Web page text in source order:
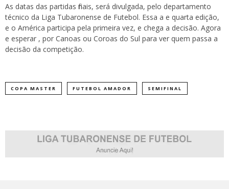
As datas das partidas finais, será divulgada, pelo departamento
técnico da Liga Tubaronense de Futebol. Essa a e quarta edição,
e o América participa pela primeira vez, e chega a decisão. Agora
e esperar , por Canoas ou Coroas do Sul para ver quem passa a
decisão da competição.
COPA MASTER FUTEBOL AMADOR SEMIFINAL